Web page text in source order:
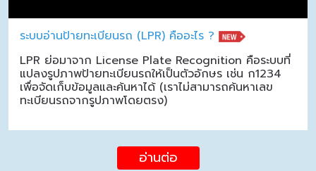
ระบบอ่านป้ายทะเบียนรถ (LPR) คืออะไร ?
LPR ย่อมาจาก License Plate Recognition คือระบบที่
แปลงรูปภาพป้ายทะเบียนรถให้เป็นตัวอักษร เช่น ก1234
เพื่อจัดเก็บข้อมูลและค้นหาได้ (เราไม่สามารถค้นหาเลข
ทะเบียนรถจากรูปภาพโดยตรง)
อ่านต่อ